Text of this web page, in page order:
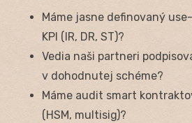
Máme jasne definovaný
KPI (IR, DR, ST)?
Vedia naši partneri
v dohodnutej schéme?
Máme audit smart
(HSM, multisig)?